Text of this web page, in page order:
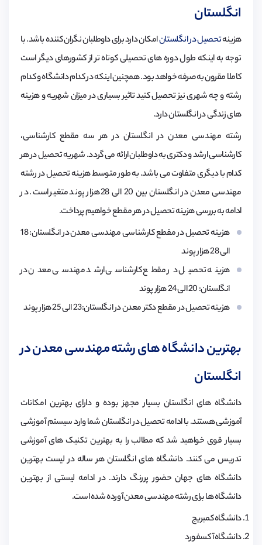
انگلستان
هزینهتحصیل در انگلستانامکان دارد برای داوطلبان نگران کننده باشد. با
توجه به اینکه طول دوره های تحصیلی کوتاه تر از کشورهای دیگر است
کاملا مقرون به صرفه خواهد بود. همچنین اینکه در کدام دانشگاه و کدام
رشته و چه شهری نیز تحصیل کنید تاثیر بسیاری در میزان شهریه و هزینه
های زندگی در انگلستان دارد.
رشته مهندسی معدن در انگلستان در هر سه مقطع کارشناسی،
کارشناسی ارشد و دکتری به داوطلبان ارائه می گردد. شهریه تحصیل در هر
کدام با دیگری متفاوت می باشد. به طور متوسط هزینه تحصیل در رشته
مهندسی معدن در انگلستان بین 20 الی 28 هزار پوند متغیر است. در
ادامه به بررسی هزینه تحصیل در هر مقطع خواهیم پرداخت.
هزینه تحصیل در مقطع کارشناسی مهندسی معدن در انگلستان: 18
الی 28 هزار پوند
هزینه تحصیل در مقطع کارشناسی ارشد مهندسی معدن در
انگلستان: 20 الی 24 هزار پوند
هزینه تحصیل در مقطع دکتر معدن در انگلستان:23 الی 25 هزار پوند
بهترین دانشگاه های رشته مهندسی معدن در
انگلستان
دانشگاه های انگلستان بسیار مجهز بوده و دارای بهترین امکانات
آموزشی هستند. با ادامه تحصیل در انگلستان شما وارد سیستم آموزشی
بسیار قوی خواهید شد که مطالب را به بهترین تکنیک های آموزشی
تدریس می کنند. دانشگاه های انگلستان هر ساله در لیست بهترین
دانشگاه های جهان حضور پررنگ دارند. در ادامه لیستی از بهترین
دانشگاه ها برای رشته مهندسی معدن آورده شده است.
دانشگاه کمبریج
دانشگاه آکسفورد